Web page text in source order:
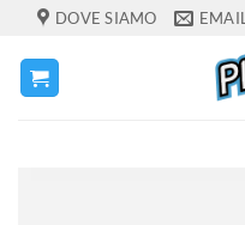
Salta
contenuti
DOVE SIAMO EMAIL